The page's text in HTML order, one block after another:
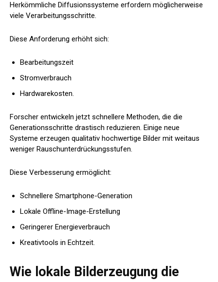
Herkömmliche Diffusionssysteme erfordern möglicherweise
viele Verarbeitungsschritte.
Diese Anforderung erhöht sich:
Bearbeitungszeit
Stromverbrauch
Hardwarekosten.
Forscher entwickeln jetzt schnellere Methoden, die die
Generationsschritte drastisch reduzieren. Einige neue
Systeme erzeugen qualitativ hochwertige Bilder mit weitaus
weniger Rauschunterdrückungsstufen.
Diese Verbesserung ermöglicht:
Schnellere Smartphone-Generation
Lokale Offline-Image-Erstellung
Geringerer Energieverbrauch
Kreativtools in Echtzeit.
Wie lokale Bilderzeugung die